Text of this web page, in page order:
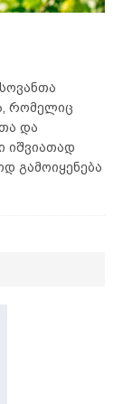
რომელიც
და
იშვიათად
გამოიყენება